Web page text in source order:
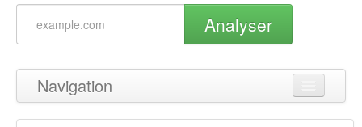
Analyser
Navigation
Haut de page